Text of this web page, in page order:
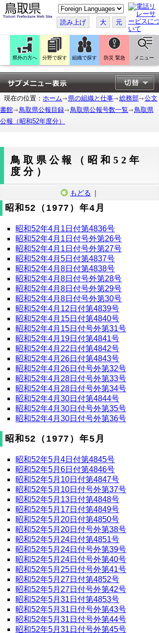
こ
の
ペ
ー
ジ
翻
訳
す
る
読み上げ 大 元
県外の方へ 分野で探す 組織で探す 防災 緊急 メニュー
現在の位置： ホーム 県の組織と仕事 総務部
公文
書館
鳥取県公報目録 鳥取県公報号数一覧
鳥取県
公報（昭和52年度分）
鳥取県公報（昭和52年
度分）
もどる ｜
昭和52（1977）年4月
昭和52年4月1日付第4836号
昭和52年4月1日付号外第26号
昭和52年4月1日付号外第27号
昭和52年4月5日付第4837号
昭和52年4月8日付第4838号
昭和52年4月8日付号外第28号
昭和52年4月8日付号外第29号
昭和52年4月8日付号外第30号
昭和52年4月12日付第4839号
昭和52年4月15日付第4840号
昭和52年4月15日付号外第31号
昭和52年4月19日付第4841号
昭和52年4月22日付第4842号
昭和52年4月26日付第4843号
昭和52年4月26日付号外第32号
昭和52年4月28日付号外第33号
昭和52年4月28日付号外第34号
昭和52年4月30日付第4844号
昭和52年4月30日付号外第35号
昭和52年4月30日付号外第36号
昭和52（1977）年5月
昭和52年5月4日付第4845号
昭和52年5月6日付第4846号
昭和52年5月10日付第4847号
昭和52年5月10日付号外第37号
昭和52年5月13日付第4848号
昭和52年5月17日付第4849号
昭和52年5月20日付第4850号
昭和52年5月20日付号外第38号
昭和52年5月24日付第4851号
昭和52年5月24日付号外第39号
昭和52年5月24日付号外第40号
昭和52年5月25日付号外第41号
昭和52年5月27日付第4852号
昭和52年5月27日付号外第42号
昭和52年5月31日付第4853号
昭和52年5月31日付号外第43号
昭和52年5月31日付号外第44号
昭和52年5月31日付号外第45号